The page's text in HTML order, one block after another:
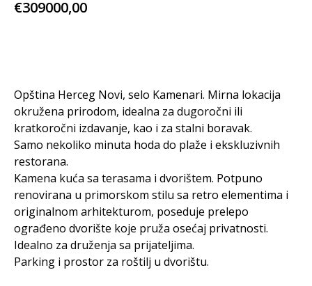
€309000,00
Opština Herceg Novi, selo Kamenari. Mirna lokacija
okružena prirodom, idealna za dugoročni ili
kratkoročni izdavanje, kao i za stalni boravak.
Samo nekoliko minuta hoda do plaže i ekskluzivnih
restorana.
Kamena kuća sa terasama i dvorištem. Potpuno
renovirana u primorskom stilu sa retro elementima i
originalnom arhitekturom, poseduje prelepo
ograđeno dvorište koje pruža osećaj privatnosti.
Idealno za druženja sa prijateljima.
Parking i prostor za roštilj u dvorištu.